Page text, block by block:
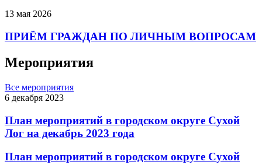
13 мая 2026
ПРИЁМ ГРАЖДАН ПО ЛИЧНЫМ ВОПРОСАМ
Мероприятия
Все мероприятия
6 декабря 2023
План мероприятий в городском округе Сухой
Лог на декабрь 2023 года
План мероприятий в городском округе Сухой